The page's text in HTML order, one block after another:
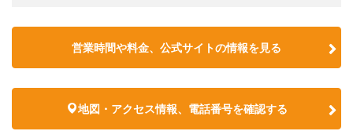
営業時間や料金、公式サイトの情報を見る
地図・アクセス情報、電話番号を確認する